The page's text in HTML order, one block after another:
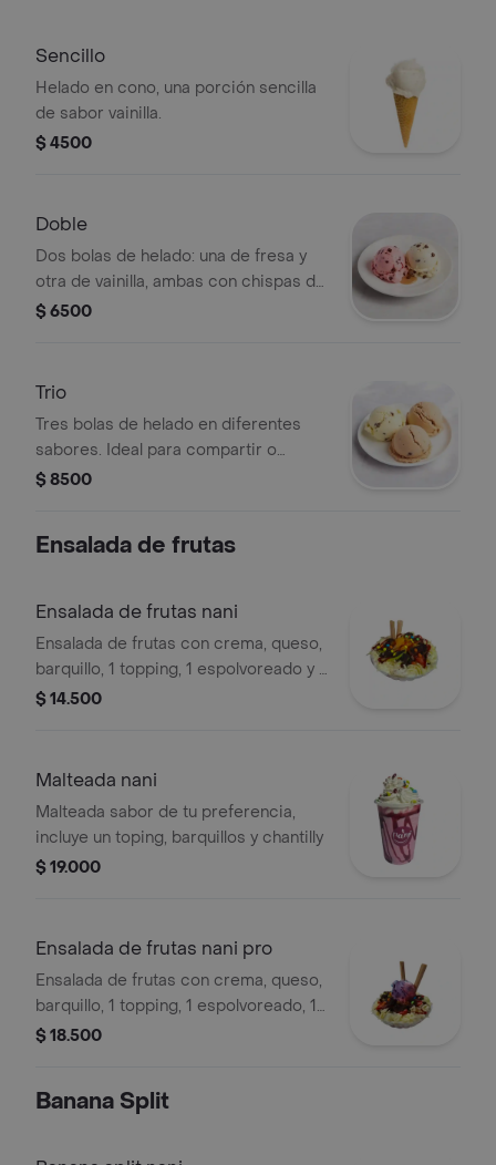
Sencillo
Helado en cono, una porción sencilla
de sabor vainilla.
$ 4500
Doble
Dos bolas de helado: una de fresa y
otra de vainilla, ambas con chispas de
chocolate.
$ 6500
Trio
Tres bolas de helado en diferentes
sabores. Ideal para compartir o
disfrutar solo.
$ 8500
Ensalada de frutas
Ensalada de frutas nani
Ensalada de frutas con crema, queso,
barquillo, 1 topping, 1 espolvoreado y 1
salsa. Incluye frutas variadas y
$ 14.500
Malteada nani
Malteada sabor de tu preferencia,
incluye un toping, barquillos y chantilly
$ 19.000
Ensalada de frutas nani pro
Ensalada de frutas con crema, queso,
barquillo, 1 topping, 1 espolvoreado, 1
salsa y 1 bolita de helado.
$ 18.500
Banana Split